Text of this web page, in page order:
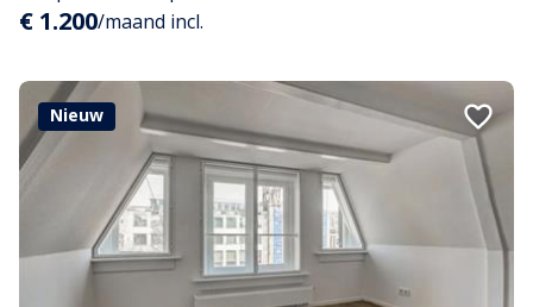
€ 1.200/maand incl.
Nieuw